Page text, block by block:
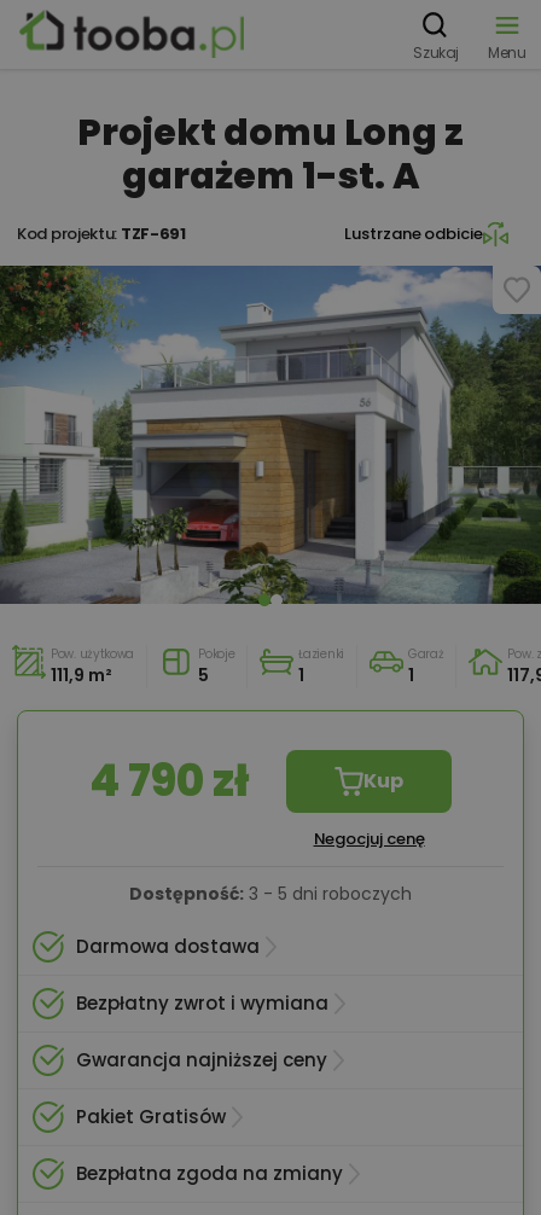
Szukaj Menu
Projekt domu Long z
garażem 1-st. A
Kod projektu: TZF-691 Lustrzane odbicie
Pow. użytkowa
111,9 m²
Pokoje
5
Łazienki
1
Garaż
1
Pow.
4 790 zł Kup
Negocjuj cenę
Dostępność: 3 - 5 dni roboczych
Darmowa dostawa
Bezpłatny zwrot i wymiana
Gwarancja najniższej ceny
Pakiet Gratisów
Bezpłatna zgoda na zmiany